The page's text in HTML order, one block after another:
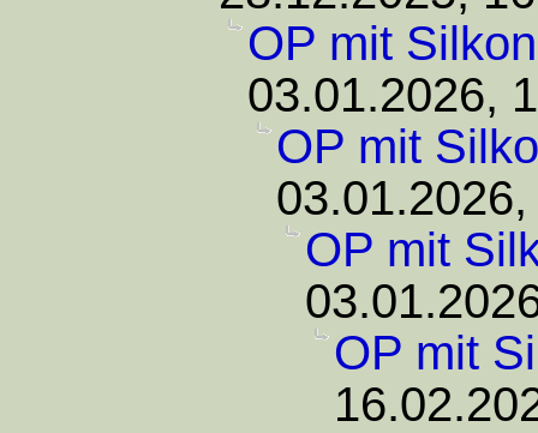
OP mit
03.01.2026,
OP mit
OP mit
OP mit